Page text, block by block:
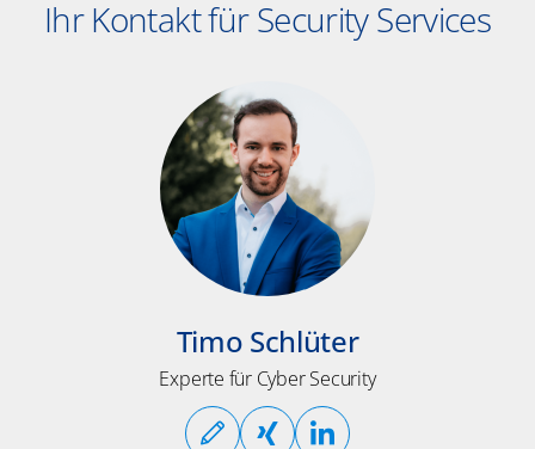
Ihr Kontakt für Security Services
Timo Schlüter
Experte für Cyber Security